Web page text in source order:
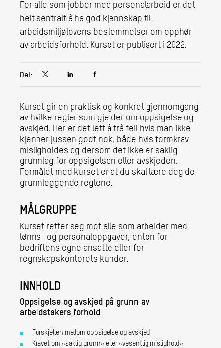
For alle som jobber med personalarbeid er det
helt sentralt å ha god kjennskap til
arbeidsmiljølovens bestemmelser om opphør
av arbeidsforhold. Kurset er publisert i 2022.
Del:
Kurset gir en praktisk og konkret gjennomgang
av hvilke regler som gjelder om oppsigelse og
avskjed. Her er det lett å trå feil hvis man ikke
kjenner jussen godt nok, både hvis formkrav
misligholdes og dersom det ikke er saklig
grunnlag for oppsigelsen eller avskjeden.
Formålet med kurset er at du skal lære deg de
grunnleggende reglene.
MÅLGRUPPE
Kurset retter seg mot alle som arbeider med
lønns- og personaloppgaver, enten for
bedriftens egne ansatte eller for
regnskapskontorets kunder.
INNHOLD
Oppsigelse og avskjed på grunn av
arbeidstakers forhold
Forskjellen mellom oppsigelse og avskjed
Kravet om «saklig grunn» eller «vesentlig mislighold»